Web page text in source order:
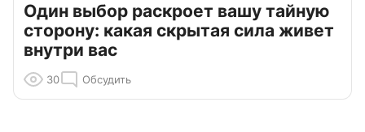
Один выбор раскроет вашу тайную
сторону: какая скрытая сила живет
внутри вас
30 Обсудить